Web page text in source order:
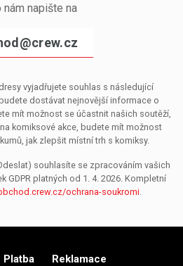
nám napište na
vyjadřujete souhlas s následující
dostávat nejnovější informace o
mít možnost se účastnit našich soutěží,
komiksové akce, budete mít možnost
jak zlepšit místní trh s komiksy.
souhlasíte se zpracováním vašich
GDPR platných od 1. 4. 2026. Kompletní
ochrana-soukromi.
Platba
Reklamace